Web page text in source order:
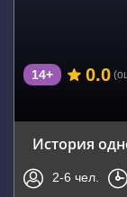
14+ 0.0
История
2-6 чел.